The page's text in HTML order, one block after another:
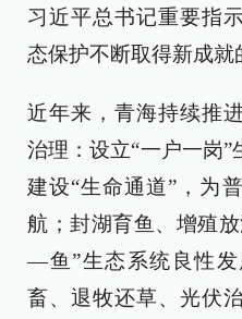
习近平总书记重要指
态保护不断取得新成就
近年来，青海持续推
治理：设立“一户一岗”
建设“生命通道”，为
航；封湖育鱼、增殖
—鱼”生态系统良性
畜、退牧还草、光伏